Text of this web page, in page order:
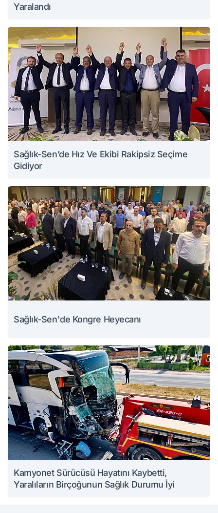
Yaralandı
Sağlık-Sen’de Hız Ve Ekibi Rakipsiz Seçime
Gidiyor
Sağlık-Sen'de Kongre Heyecanı
Kamyonet Sürücüsü Hayatını Kaybetti,
Yaralıların Birçoğunun Sağlık Durumu İyi